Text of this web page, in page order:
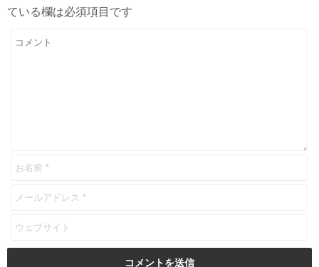
ている欄は必須項目です